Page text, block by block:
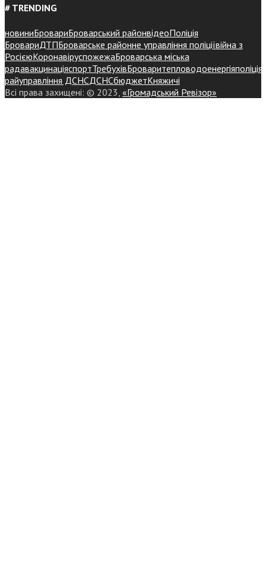
# TRENDING
новиниБровариБроварський районвідеоПоліція
БровариДТПБроварське районне управління поліціївійна з
РосієюКоронавіруспожежаБроварська міська
радавакцинаціяспортТребухівБроваритепловодоенергіяполіція
райуправління ДСНСДСНСбюджетКняжичі
Всі права захищені: © 2023, «Громадський Ревізор»